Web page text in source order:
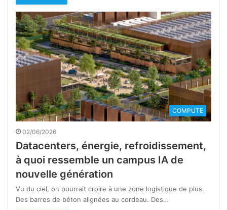
COMPUTE
02/06/2026
Datacenters, énergie, refroidissement,
à quoi ressemble un campus IA de
nouvelle génération
Vu du ciel, on pourrait croire à une zone logistique de plus.
Des barres de béton alignées au cordeau. Des…